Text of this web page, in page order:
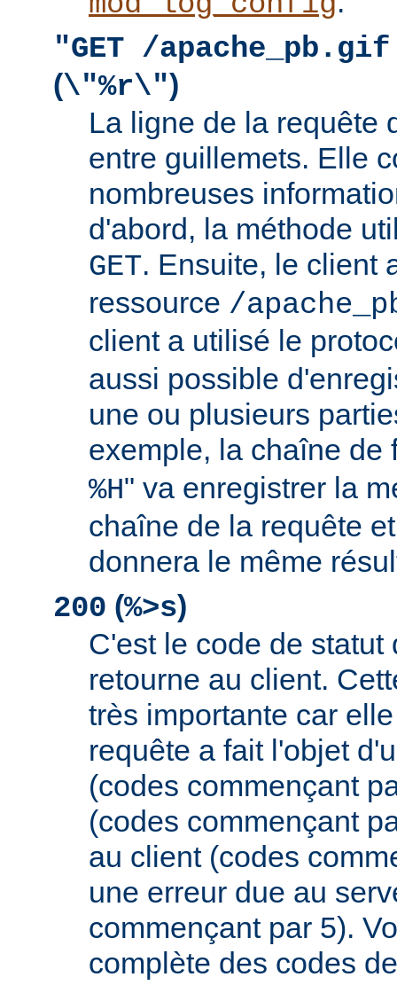
"GET /
(\"%r\")
La ligne de la requête
entre guillemets. Elle
nombreuses
d'abord, la méthode
GET. Ensuite, le client
ressource /
client a utilisé le
aussi possible
une ou plusieurs
exemple, la chaîne de
%H" va enregistrer la
chaîne de la requête
donnera le même
200 (%>s)
C'est le code de statut
retourne au client.
très importante car
requête a fait l'objet
(codes commençant
(codes commençant
au client (codes
une erreur due au
commençant par 5).
complète des codes